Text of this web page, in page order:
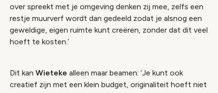
over spreekt met je omgeving denken zij mee, zelfs een
restje muurverf wordt dan gedeeld zodat je alsnog een
geweldige, eigen ruimte kunt creëren, zonder dat dit veel
hoeft te kosten.’
Dit kan Wieteke alleen maar beamen: ‘Je kunt ook
creatief zijn met een klein budget, originaliteit hoeft niet